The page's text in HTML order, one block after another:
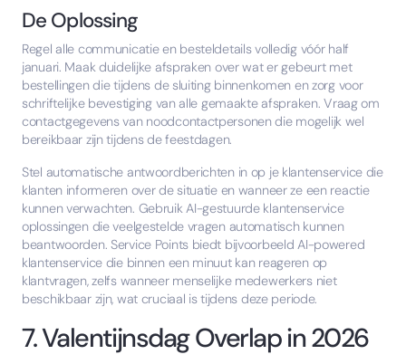
De Oplossing
Regel alle communicatie en besteldetails volledig vóór half
januari. Maak duidelijke afspraken over wat er gebeurt met
bestellingen die tijdens de sluiting binnenkomen en zorg voor
schriftelijke bevestiging van alle gemaakte afspraken. Vraag om
contactgegevens van noodcontactpersonen die mogelijk wel
bereikbaar zijn tijdens de feestdagen.
Stel automatische antwoordberichten in op je klantenservice die
klanten informeren over de situatie en wanneer ze een reactie
kunnen verwachten. Gebruik AI-gestuurde klantenservice
oplossingen die veelgestelde vragen automatisch kunnen
beantwoorden. Service Points biedt bijvoorbeeld AI-powered
klantenservice die binnen een minuut kan reageren op
klantvragen, zelfs wanneer menselijke medewerkers niet
beschikbaar zijn, wat cruciaal is tijdens deze periode.
7. Valentijnsdag Overlap in 2026